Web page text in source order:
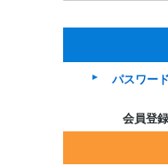
パスワー
会員登